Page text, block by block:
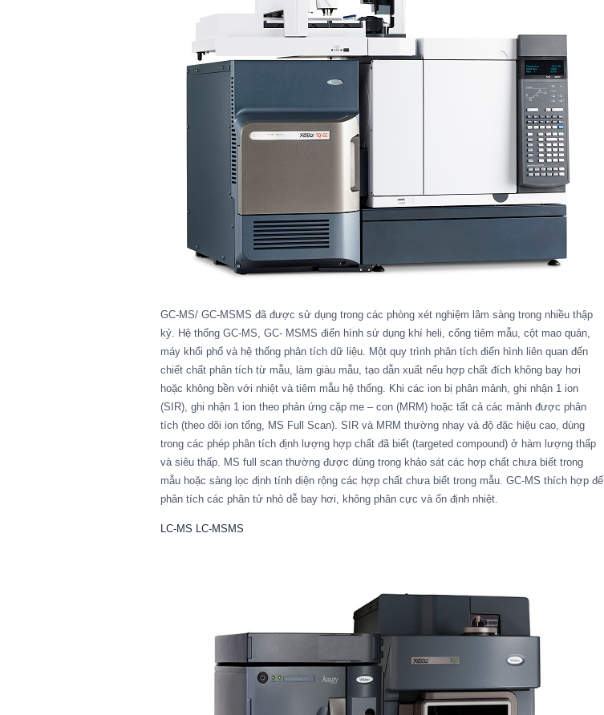
GC-MS/ GC-MSMS đã được sử dụng trong các phòng xét nghiệm lâm sàng trong nhiều thập
kỷ. Hệ thống GC-MS, GC- MSMS điển hình sử dụng khí heli, cổng tiêm mẫu, cột mao quản,
máy khối phổ và hệ thống phân tích dữ liệu. Một quy trình phân tích điển hình liên quan đến
chiết chất phân tích từ mẫu, làm giàu mẫu, tạo dẫn xuất nếu hợp chất đích không bay hơi
hoặc không bền với nhiệt và tiêm mẫu hệ thống. Khi các ion bị phân mảnh, ghi nhận 1 ion
(SIR), ghi nhận 1 ion theo phản ứng cặp me – con (MRM) hoặc tất cả các mảnh được phân
tích (theo dõi ion tổng, MS Full Scan). SIR và MRM thường nhạy và độ đặc hiệu cao, dùng
trong các phép phân tích định lượng hợp chất đã biết (targeted compound) ở hàm lượng thấp
và siêu thấp. MS full scan thường được dùng trong khảo sát các hợp chất chưa biết trong
mẫu hoặc sàng lọc định tính diện rộng các hợp chất chưa biết trong mẫu. GC-MS thích hợp để
phân tích các phân tử nhỏ dễ bay hơi, không phân cực và ổn định nhiệt.
LC-MS LC-MSMS